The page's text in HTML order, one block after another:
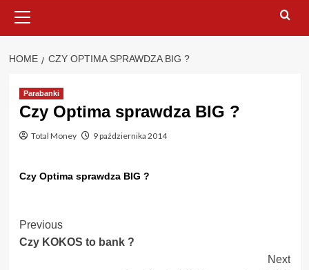
Menu
HOME CZY OPTIMA SPRAWDZA BIG ?
Parabanki
Czy Optima sprawdza BIG ?
Total Money 9 października 2014
Czy Optima sprawdza BIG ?
Post
Navigation
Previous
Czy KOKOS to bank ?
Next